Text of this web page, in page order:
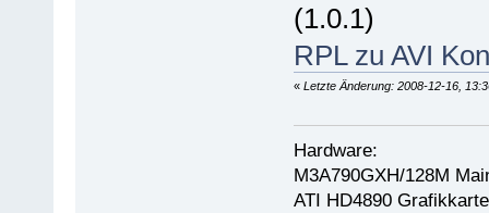
(1.0.1)
RPL zu AVI
« Letzte Änderung: 2008-12-16,
Hardware:
M3A790GXH/128M
ATI HD4890 Grafikkarte